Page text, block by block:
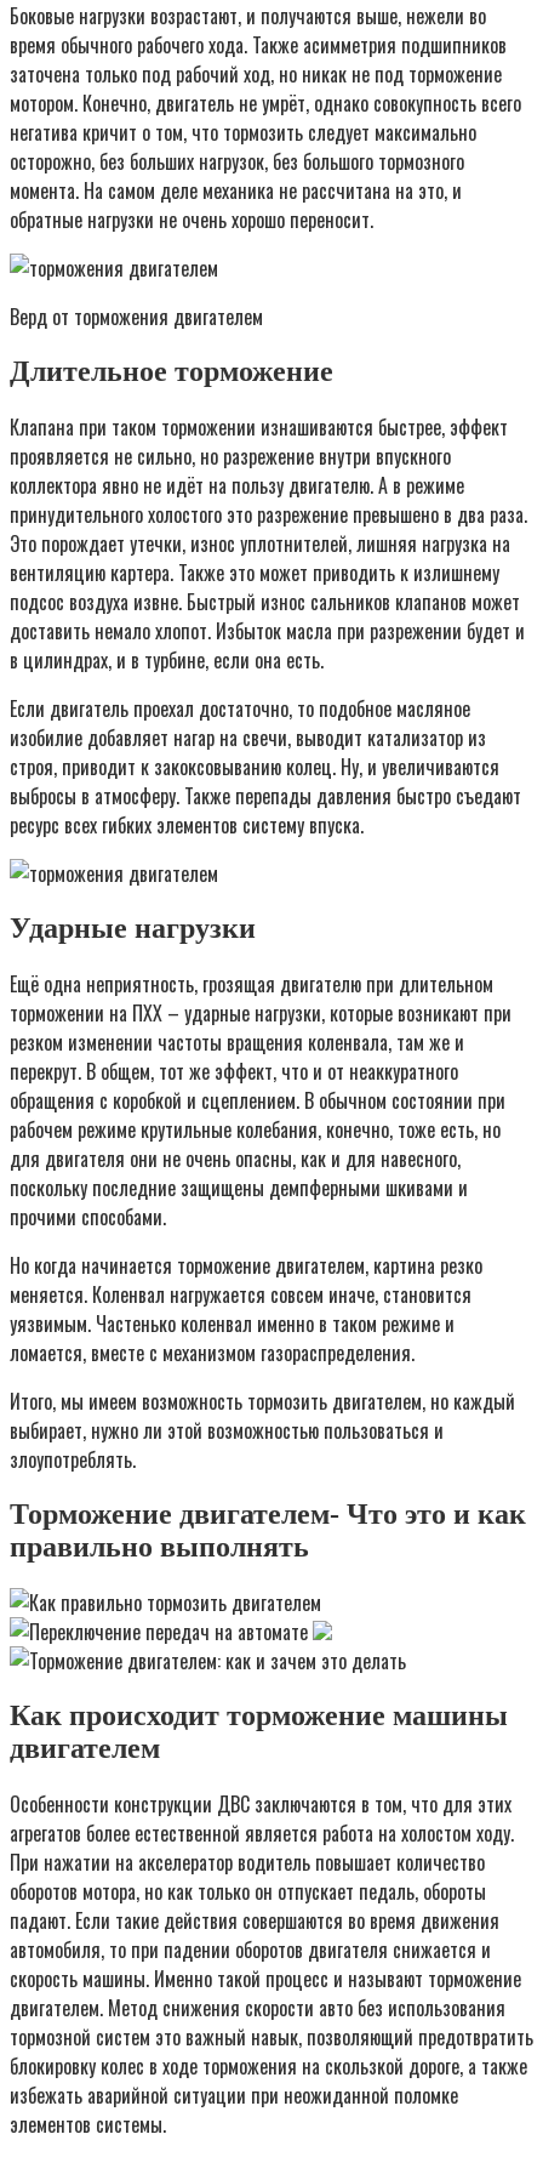
Боковые нагрузки возрастают, и получаются выше, нежели во
время обычного рабочего хода. Также асимметрия подшипников
заточена только под рабочий ход, но никак не под торможение
мотором. Конечно, двигатель не умрёт, однако совокупность всего
негатива кричит о том, что тормозить следует максимально
осторожно, без больших нагрузок, без большого тормозного
момента. На самом деле механика не рассчитана на это, и
обратные нагрузки не очень хорошо переносит.
Верд от торможения двигателем
Длительное торможение
Клапана при таком торможении изнашиваются быстрее, эффект
проявляется не сильно, но разрежение внутри впускного
коллектора явно не идёт на пользу двигателю. А в режиме
принудительного холостого это разрежение превышено в два раза.
Это порождает утечки, износ уплотнителей, лишняя нагрузка на
вентиляцию картера. Также это может приводить к излишнему
подсос воздуха извне. Быстрый износ сальников клапанов может
доставить немало хлопот. Избыток масла при разрежении будет и
в цилиндрах, и в турбине, если она есть.
Если двигатель проехал достаточно, то подобное масляное
изобилие добавляет нагар на свечи, выводит катализатор из
строя, приводит к закоксовыванию колец. Ну, и увеличиваются
выбросы в атмосферу. Также перепады давления быстро съедают
ресурс всех гибких элементов систему впуска.
Ударные нагрузки
Ещё одна неприятность, грозящая двигателю при длительном
торможении на ПХХ – ударные нагрузки, которые возникают при
резком изменении частоты вращения коленвала, там же и
перекрут. В общем, тот же эффект, что и от неаккуратного
обращения с коробкой и сцеплением. В обычном состоянии при
рабочем режиме крутильные колебания, конечно, тоже есть, но
для двигателя они не очень опасны, как и для навесного,
поскольку последние защищены демпферными шкивами и
прочими способами.
Но когда начинается торможение двигателем, картина резко
меняется. Коленвал нагружается совсем иначе, становится
уязвимым. Частенько коленвал именно в таком режиме и
ломается, вместе с механизмом газораспределения.
Итого, мы имеем возможность тормозить двигателем, но каждый
выбирает, нужно ли этой возможностью пользоваться и
злоупотреблять.
Торможение двигателем- Что это и как
правильно выполнять
Как происходит торможение машины
двигателем
Особенности конструкции ДВС заключаются в том, что для этих
агрегатов более естественной является работа на холостом ходу.
При нажатии на акселератор водитель повышает количество
оборотов мотора, но как только он отпускает педаль, обороты
падают. Если такие действия совершаются во время движения
автомобиля, то при падении оборотов двигателя снижается и
скорость машины. Именно такой процесс и называют торможение
двигателем. Метод снижения скорости авто без использования
тормозной систем это важный навык, позволяющий предотвратить
блокировку колес в ходе торможения на скользкой дороге, а также
избежать аварийной ситуации при неожиданной поломке
элементов системы.